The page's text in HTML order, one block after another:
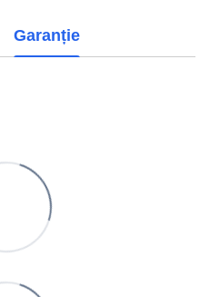
Garanție